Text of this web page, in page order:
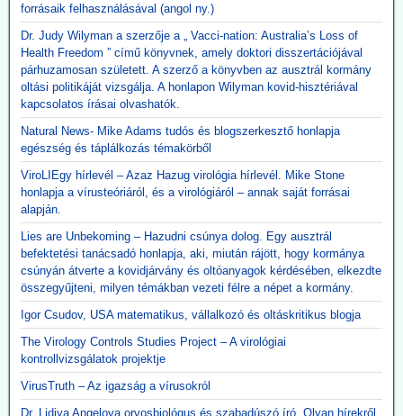
forrásaik felhasználásával (angol ny.)
Dr. Judy Wilyman a szerzője a „ Vacci-nation: Australia’s Loss of
Health Freedom ” című könyvnek, amely doktori disszertációjával
párhuzamosan született. A szerző a könyvben az ausztrál kormány
oltási politikáját vizsgálja. A honlapon Wilyman kovid-hisztériával
kapcsolatos írásai olvashatók.
Natural News- Mike Adams tudós és blogszerkesztő honlapja
egészség és táplálkozás témakörből
ViroLIEgy hírlevél – Azaz Hazug virológia hírlevél. Mike Stone
honlapja a vírusteóriáról, és a virológiáról – annak saját forrásai
alapján.
Lies are Unbekoming – Hazudni csúnya dolog. Egy ausztrál
befektetési tanácsadó honlapja, aki, miután rájött, hogy kormánya
csúnyán átverte a kovidjárvány és oltóanyagok kérdésében, elkezdte
összegyűjteni, milyen témákban vezeti félre a népet a kormány.
Igor Csudov, USA matematikus, vállalkozó és oltáskritikus blogja
The Virology Controls Studies Project – A virológiai
kontrollvizsgálatok projektje
VirusTruth – Az igazság a vírusokról
Dr. Lidiya Angelova orvosbiológus és szabadúszó író. Olyan hírekről